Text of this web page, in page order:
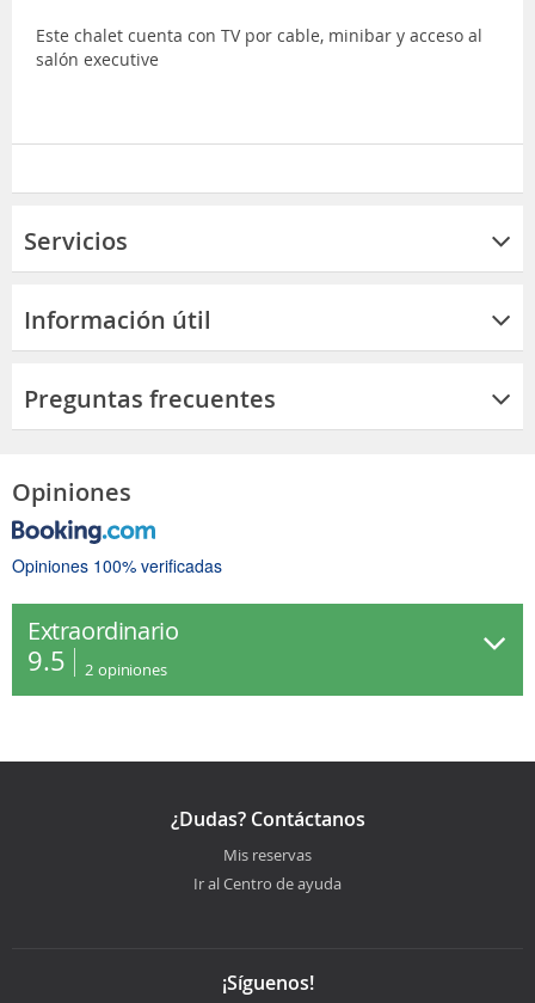
Este chalet cuenta con TV por cable, minibar y acceso al
salón executive
Servicios
Información útil
Preguntas frecuentes
Opiniones
Opiniones 100% verificadas
Extraordinario
9.5 2 opiniones
¿Dudas? Contáctanos
Mis reservas
Ir al Centro de ayuda
¡Síguenos!